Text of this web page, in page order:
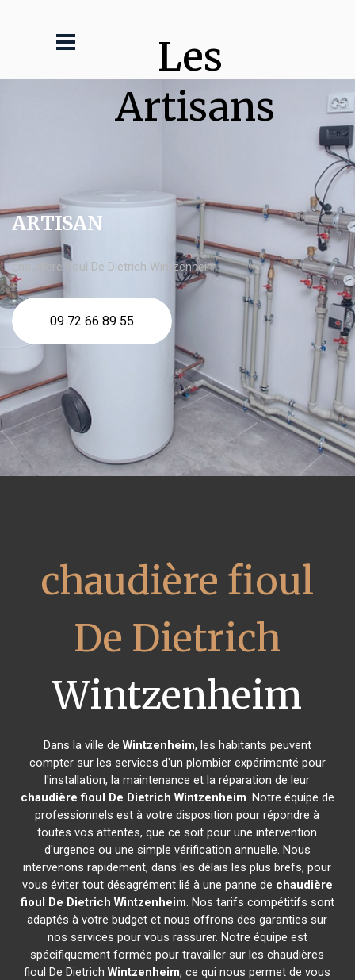
Les
Artisans
ARTISAN
chaudière fioul De Dietrich Wintzenheim
09 72 66 89 55
chaudière fioul
De Dietrich
Wintzenheim
Dans la ville de Wintzenheim, les habitants peuvent
compter sur les services d'un plombier expérimenté pour
l'installation, la maintenance et la réparation de leur
chaudière fioul De Dietrich Wintzenheim. Notre équipe de
professionnels est à votre disposition pour répondre à
toutes vos attentes, que ce soit pour une intervention
d'urgence ou une simple vérification annuelle. Nous
intervenons rapidement, dans les délais les plus brefs, pour
vous éviter tout désagrément lié à une panne de chaudière
fioul De Dietrich Wintzenheim. Nos tarifs compétitifs sont
adaptés à votre budget et nous offrons des garanties sur
nos services pour vous rassurer. Notre équipe est
spécifiquement formée pour travailler sur les chaudières
fioul De DietrichWintzenheim, ce qui nous permet de vous